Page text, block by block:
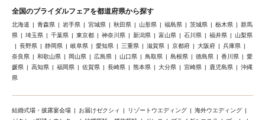
全国のブライダルフェアを都道府県から探す
北海道 青森県 岩手県 宮城県 秋田県 山形県 福島県 茨城県 栃木県
群馬
県
埼玉県 千葉県 東京都 神奈川県 新潟県 富山県 石川県 福井県
山梨県
長野県
静岡県 岐阜県 愛知県 三重県 滋賀県 京都府 大阪府
兵庫県
奈良県
和歌山県 岡山県 広島県 山口県 鳥取県 島根県 徳島県 香川県
愛
媛県
高知県 福岡県 佐賀県 長崎県 熊本県 大分県 宮崎県 鹿児島県
沖縄
県
結婚式場・披露宴会場 お届けゼクシィ リゾートウエディング
海外ウエディング